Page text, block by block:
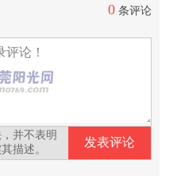
0 条评论
并不表明
描述。